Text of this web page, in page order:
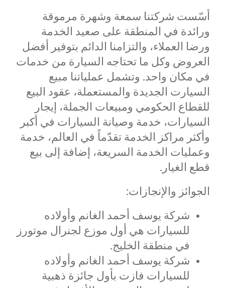
أسّست شركتنا سمعة وشهرة مرموقة
ورائدة في المنطقة على صعيد الخدمة
ورضا العملاء، والتزامنا الدائم بتوفير أفضل
العروض وكل ما تحتاجه السيارة من خدمات
في مكان واحد. وتشمل عملياتنا مبيع
السيارت الجديدة والمستعملة، عقود البيع
للقطاع الحكومي ومبيعات الجملة، إيجار
السيارات، خدمة وصيانة السيارات في أكبر
وأكثر مراكز الخدمة تقدّماً في العالم، خدمة
وعمليات الخدمة السريعة، إضافة إلى بيع
قطع الغيار.
الجوائز والإنجازات:
شركة يوسف أحمد الغانم وأولاده
للسيارات هي أول موزع لجنرال موتورز
في منطقة الخليج.
شركة يوسف أحمد الغانم وأولاده
للسيارات فازت بأول جائزة ذهبية